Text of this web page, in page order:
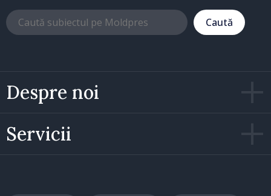
Despre noi
Servicii
Caută